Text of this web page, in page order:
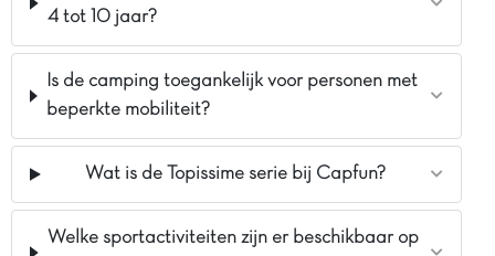
4 tot 10 jaar?
Is de camping toegankelijk voor personen met
beperkte mobiliteit?
Wat is de Topissime serie bij Capfun?
Welke sportactiviteiten zijn er beschikbaar op